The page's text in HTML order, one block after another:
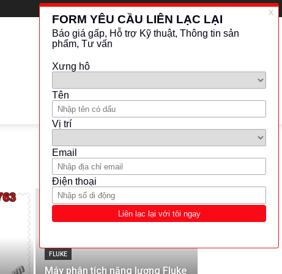
FLUKE
Máy phân tích năng lượng Fluke